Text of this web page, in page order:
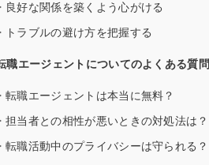
良好な関係を築くよう心がける
トラブルの避け方を把握する
職エージェントについてのよくある質問
転職エージェントは本当に無料？
担当者との相性が悪いときの対処法は？
転職活動中のプライバシーは守られる？